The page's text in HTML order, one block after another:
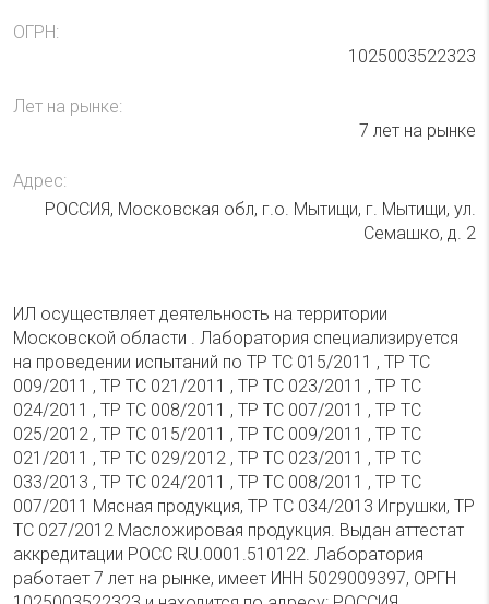
ОГРН:
1025003522323
Лет на рынке:
7 лет на рынке
Адрес:
РОССИЯ, Московская обл, г.о. Мытищи, г. Мытищи, ул.
Семашко, д. 2
ИЛ осуществляет деятельность на территории
Московской области . Лаборатория специализируется
на проведении испытаний по ТР ТС 015/2011 , ТР ТС
009/2011 , ТР ТС 021/2011 , ТР ТС 023/2011 , ТР ТС
024/2011 , ТР ТС 008/2011 , ТР ТС 007/2011 , ТР ТС
025/2012 , ТР ТС 015/2011 , ТР ТС 009/2011 , ТР ТС
021/2011 , ТР ТС 029/2012 , ТР ТС 023/2011 , ТР ТС
033/2013 , ТР ТС 024/2011 , ТР ТС 008/2011 , ТР ТС
007/2011 Мясная продукция, ТР ТС 034/2013 Игрушки, ТР
ТС 027/2012 Масложировая продукция. Выдан аттестат
аккредитации РОСС RU.0001.510122. Лаборатория
работает 7 лет на рынке, имеет ИНН 5029009397, ОРГН